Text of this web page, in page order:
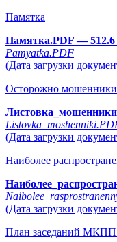
Памятка
Памятка.PDF—
Pamyatka.PDF
(Дата загрузки
Осторожно мошенники
(Дата загрузки
Наиболее
(Дата загрузки
План заседаний